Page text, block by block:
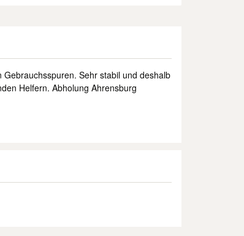
Sehr stabil und deshalb
Helfern. Abholung Ahrensburg